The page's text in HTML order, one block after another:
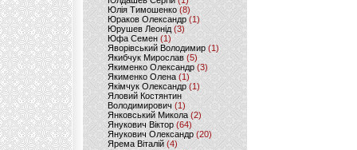
Юлія Тимошенко (8)
Юраков Олександр (1)
Юрушев Леонід (3)
Юфа Семен (1)
Яворівський Володимир (1)
Якибчук Мирослав (5)
Якименко Олександр (3)
Якименко Олена(1)
Якімчук Олександр (1)
Яловий Костянтин
Володимирович (1)
Янковський Микола(2)
Янукович Віктор (64)
Янукович Олександр(20)
Ярема Віталій(4)